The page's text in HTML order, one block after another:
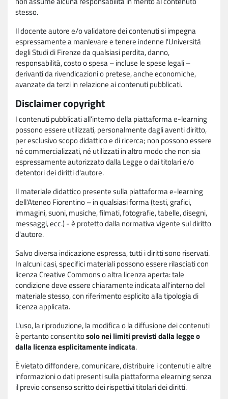
stesso.
Il docente autore e/o validatore dei contenuti si impegna
espressamente a manlevare e tenere indenne l'Università
degli Studi di Firenze da qualsiasi perdita, danno,
responsabilità, costo o spesa – incluse le spese legali –
derivanti da rivendicazioni o pretese, anche economiche,
avanzate da terzi in relazione ai contenuti pubblicati.
Disclaimer copyright
I contenuti pubblicati all'interno della piattaforma e-learning
possono essere utilizzati, personalmente dagli aventi diritto,
per esclusivo scopo didattico e di ricerca; non possono essere
né commercializzati, né utilizzati in altro modo che non sia
espressamente autorizzato dalla Legge o dai titolari e/o
detentori dei diritti d'autore.
Il materiale didattico presente sulla piattaforma e-learning
dell'Ateneo Fiorentino – in qualsiasi forma (testi, grafici,
immagini, suoni, musiche, filmati, fotografie, tabelle, disegni,
messaggi, ecc.) - è protetto dalla normativa vigente sul diritto
d'autore.
Salvo diversa indicazione espressa, tutti i diritti sono riservati.
In alcuni casi, specifici materiali possono essere rilasciati con
licenza Creative Commons o altra licenza aperta: tale
condizione deve essere chiaramente indicata all'interno del
materiale stesso, con riferimento esplicito alla tipologia di
licenza applicata.
L'uso, la riproduzione, la modifica o la diffusione dei contenuti
è pertanto consentitosolo nei limiti previsti dalla legge o
dalla licenza esplicitamente indicata.
È vietato diffondere, comunicare, distribuire i contenuti e altre
informazioni o dati presenti sulla piattaforma elearning senza
il previo consenso scritto dei rispettivi titolari dei diritti.